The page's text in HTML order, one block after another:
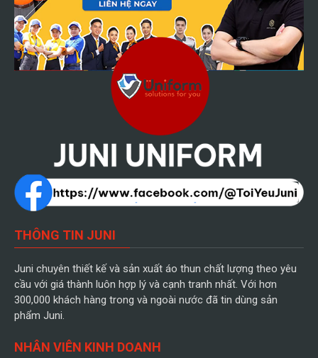
THÔNG TIN JUNI
Juni chuyên thiết kế và sản xuất áo thun chất lượng theo yêu
cầu với giá thành luôn hợp lý và cạnh tranh nhất. Với hơn
300,000 khách hàng trong và ngoài nước đã tin dùng sản
phẩm Juni.
NHÂN VIÊN KINH DOANH